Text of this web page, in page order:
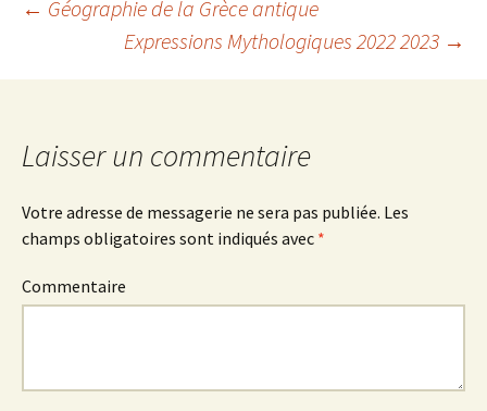
Navigation
des
articles
← Géographie de la Grèce antique
Expressions Mythologiques 2022 2023 →
Laisser un commentaire
Votre adresse de messagerie ne sera pas publiée. Les
champs obligatoires sont indiqués avec *
Commentaire